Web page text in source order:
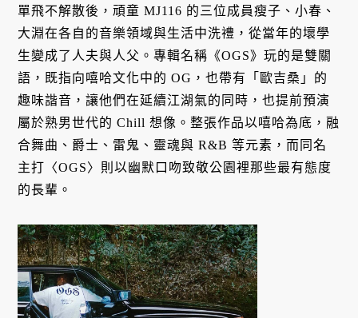
單飛不解散後，頑童 MJ116 的三位成員瘦子、小春、
大淵在各自的音樂領域與生活中洗禮，從當年的壞學
生變成了人夫與人父。專輯名稱《OGS》玩的是雙關
語，既指向嘻哈文化中的 OG，也帶有「歐吉桑」的
趣味諧音，讓他們在延續江湖氣的同時，也提前預演
屬於熟男世代的 Chill 想像。整張作品以嘻哈為底，融
合舞曲、爵士、雷鬼、靈魂與 R&B 等元素，而同名
主打〈OGS〉則以幽默口吻致敬公園裡那些最有態度
的長輩。